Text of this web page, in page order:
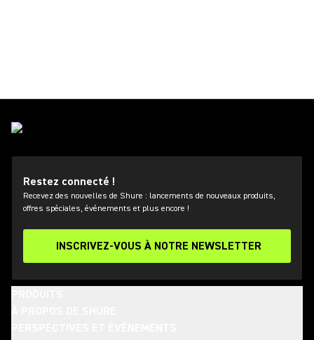
Restez connecté !
Recevez des nouvelles de Shure : lancements de nouveaux produits,
offres spéciales, événements et plus encore !
INSCRIVEZ-VOUS À NOTRE NEWSLETTER